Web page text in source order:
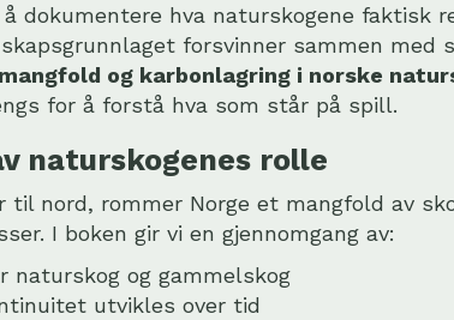
dokumentere hva naturskogene faktisk
forsvinner sammen med
og karbonlagring i norske
for å forstå hva som står på spill.
naturskogenes rolle
til nord, rommer Norge et mangfold av
I boken gir vi en gjennomgang av:
naturskog og gammelskog
utvikles over tid